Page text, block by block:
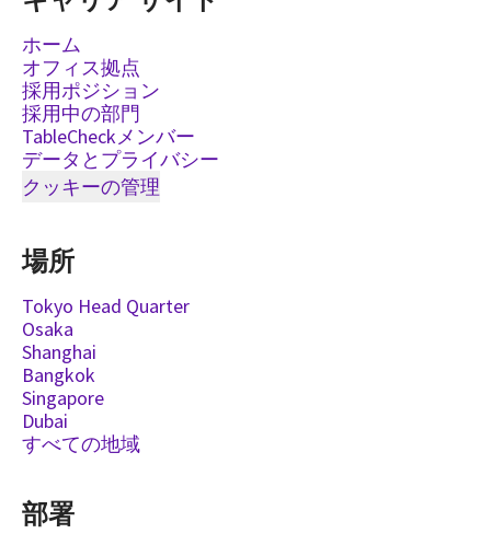
ホーム
オフィス拠点
採用ポジション
採用中の部門
TableCheckメンバー
データとプライバシー
クッキーの管理
場所
Tokyo Head Quarter
Osaka
Shanghai
Bangkok
Singapore
Dubai
すべての地域
部署